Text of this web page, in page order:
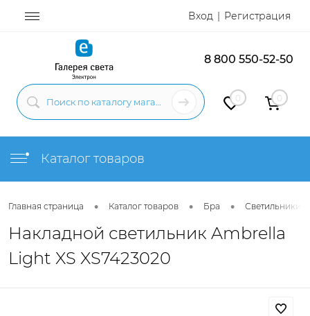
Вход Регистрация
8 800 550-52-50
0 0
Каталог товаров
Главная страница • Каталог товаров • Бра • Светильники
Накладной светильник Ambrella
Light XS XS7423020